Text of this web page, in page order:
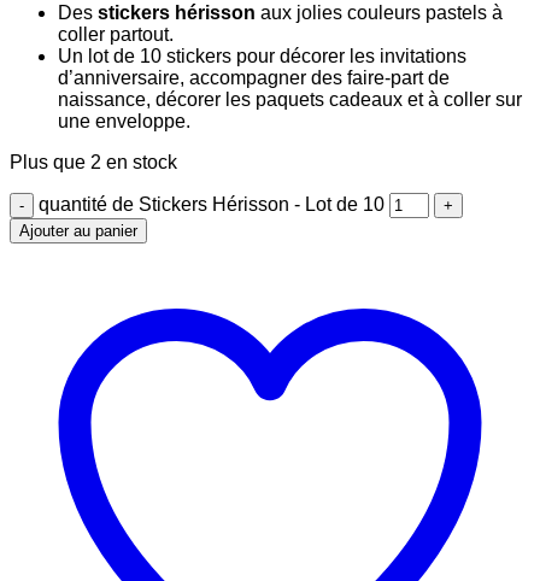
Des stickers hérisson aux jolies couleurs pastels à
coller partout.
Un lot de 10 stickers pour décorer les invitations
d’anniversaire, accompagner des faire-part de
naissance, décorer les paquets cadeaux et à coller sur
une enveloppe.
Plus que 2 en stock
quantité de Stickers Hérisson - Lot de 10
Ajouter au panier